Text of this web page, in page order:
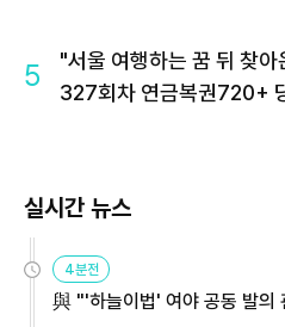
5
"서울 여행하는 꿈 뒤 찾
327회차 연금복권720+
실시간 뉴스
4분전
與 "'하늘이법' 여야 공동 발의